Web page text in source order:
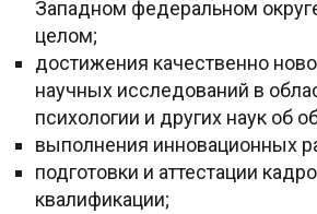
Западном федеральном
целом;
достижения качественно
научных исследований в
психологии и других наук об
выполнения инновационных
подготовки и аттестации
квалификации;